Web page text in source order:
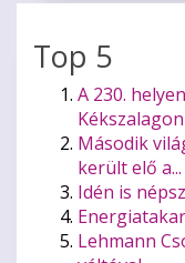
Top 5
A 230.
Kékszalagon
Második
került elő a...
Idén is
Lehmann